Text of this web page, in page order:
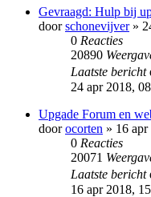
Gevraagd: Hulp bij
doorschonevijver»
0 Reacties
20890
Laatste bericht
24 apr 2018,
Upgade Forum en
doorocorten » 16
0 Reacties
20071
Laatste bericht
16 apr 2018,